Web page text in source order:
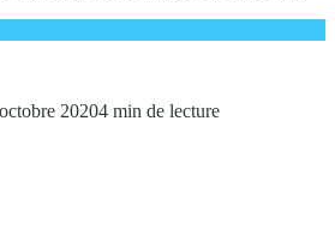
20204 min de lecture